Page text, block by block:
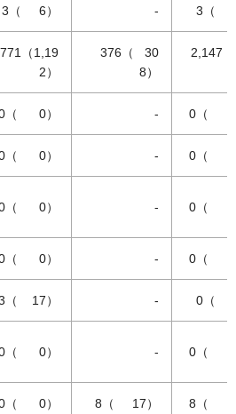
3（ 6） - 3（
（1,19
2）
376（ 30
8）
2,147
（ 0） - 0（
（ 0） - 0（
（ 0） - 0（
（ 0） - 0（
（ 17） - 0（
（ 0） - 0（
（ 0） 8（ 17） 8（